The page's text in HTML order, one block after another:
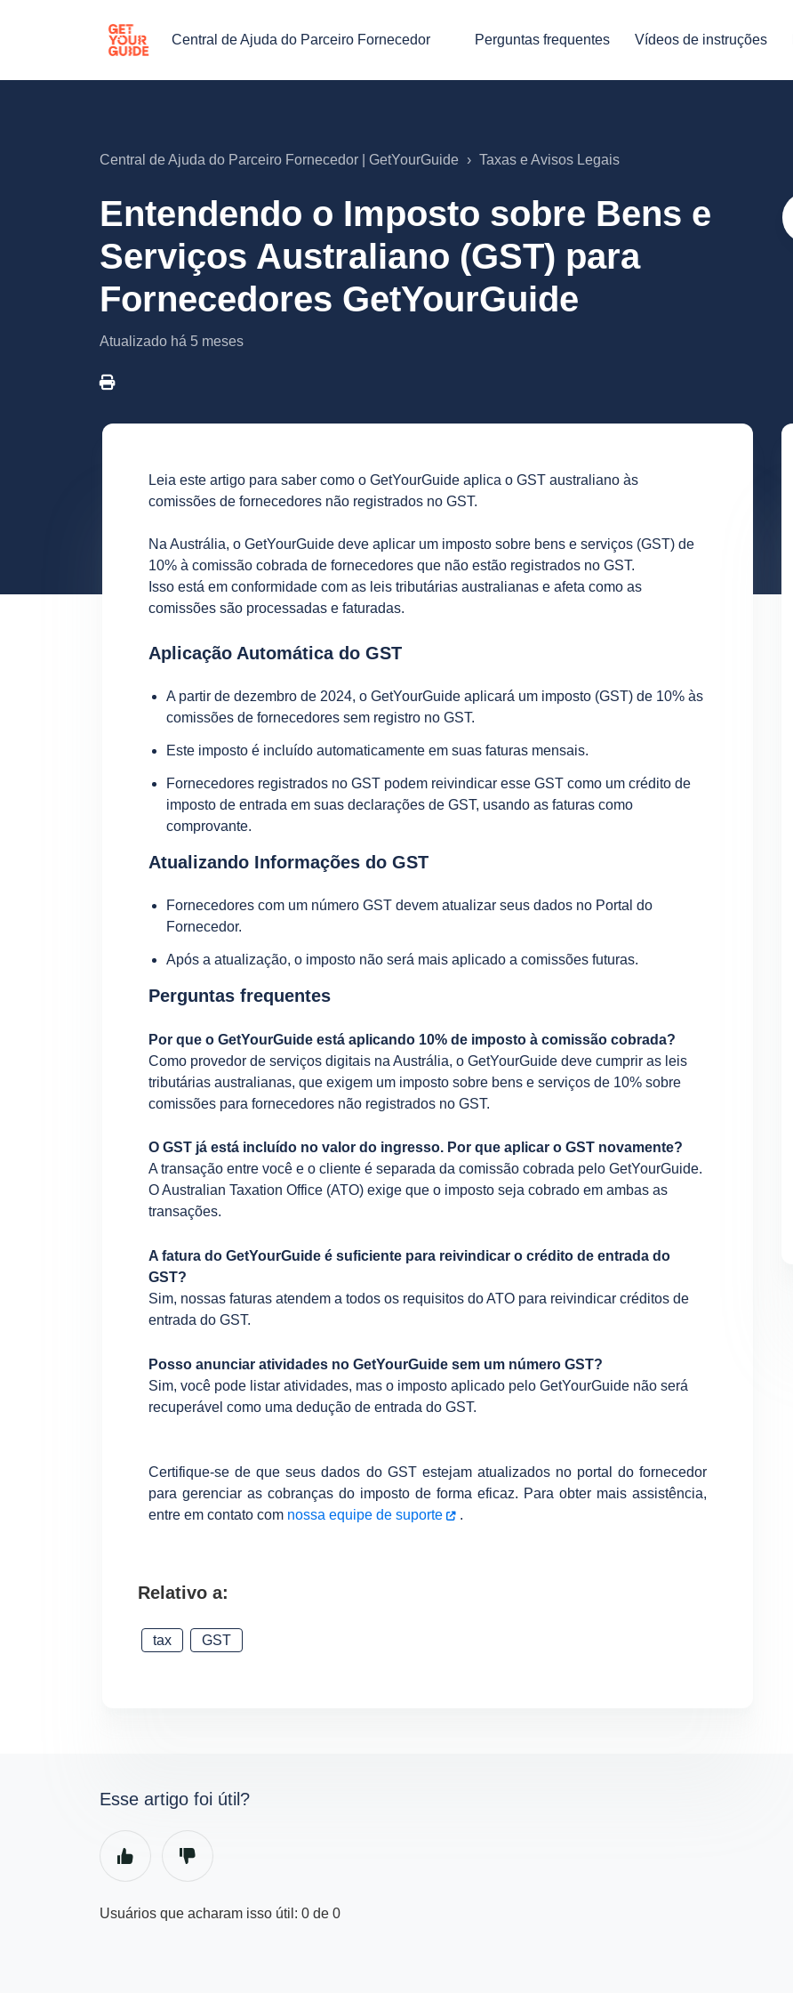
Central de Ajuda do Parceiro Fornecedor Perguntas frequentes Vídeos de instruções
Central de Ajuda do Parceiro Fornecedor | GetYourGuide Taxas e Avisos Legais
Entendendo o Imposto sobre Bens e
Serviços Australiano (GST) para
Fornecedores GetYourGuide
Atualizado há 5 meses
Leia este artigo para saber como o GetYourGuide aplica o GST australiano às
comissões de fornecedores não registrados no GST.
Na Austrália, o GetYourGuide deve aplicar um imposto sobre bens e serviços (GST) de
10% à comissão cobrada de fornecedores que não estão registrados no GST.
Isso está em conformidade com as leis tributárias australianas e afeta como as
comissões são processadas e faturadas.
Aplicação Automática do GST
A partir de dezembro de 2024, o GetYourGuide aplicará um imposto (GST) de 10% às
comissões de fornecedores sem registro no GST.
Este imposto é incluído automaticamente em suas faturas mensais.
Fornecedores registrados no GST podem reivindicar esse GST como um crédito de
imposto de entrada em suas declarações de GST, usando as faturas como
comprovante.
Atualizando Informações do GST
Fornecedores com um número GST devem atualizar seus dados no Portal do
Fornecedor.
Após a atualização, o imposto não será mais aplicado a comissões futuras.
Perguntas frequentes
Por que o GetYourGuide está aplicando 10% de imposto à comissão cobrada?
Como provedor de serviços digitais na Austrália, o GetYourGuide deve cumprir as leis
tributárias australianas, que exigem um imposto sobre bens e serviços de 10% sobre
comissões para fornecedores não registrados no GST.
O GST já está incluído no valor do ingresso. Por que aplicar o GST novamente?
A transação entre você e o cliente é separada da comissão cobrada pelo GetYourGuide.
O Australian Taxation Office (ATO) exige que o imposto seja cobrado em ambas as
transações.
A fatura do GetYourGuide é suficiente para reivindicar o crédito de entrada do
GST?
Sim, nossas faturas atendem a todos os requisitos do ATO para reivindicar créditos de
entrada do GST.
Posso anunciar atividades no GetYourGuide sem um número GST?
Sim, você pode listar atividades, mas o imposto aplicado pelo GetYourGuide não será
recuperável como uma dedução de entrada do GST.
Certifique-se de que seus dados do GST estejam atualizados no portal do fornecedor
para gerenciar as cobranças do imposto de forma eficaz. Para obter mais assistência,
entre em contato com nossa equipe de suporte .
Relativo a:
tax GST
Esse artigo foi útil?
Usuários que acharam isso útil: 0 de 0